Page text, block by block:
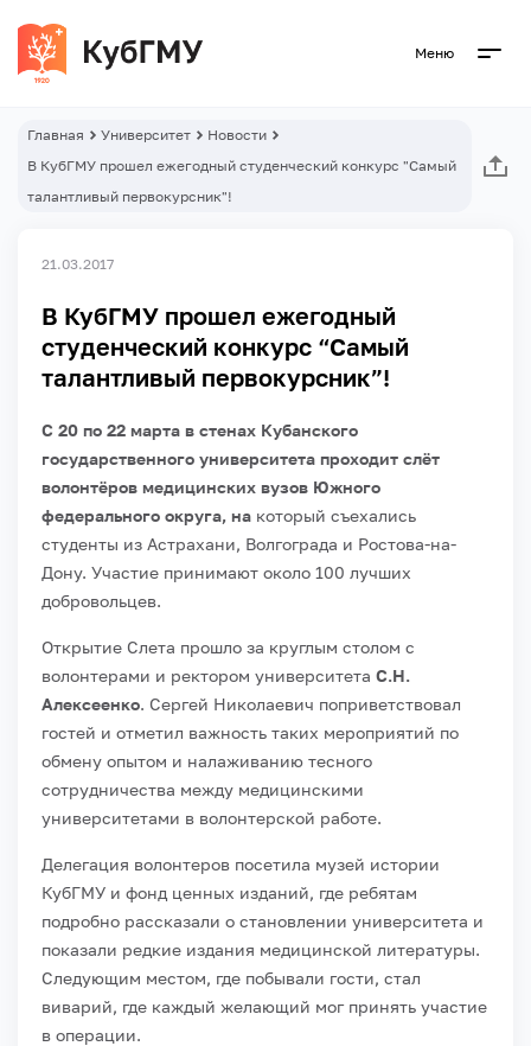
Меню
Главная Университет
Новости
В КубГМУ прошел ежегодный студенческий конкурс "Самый
талантливый первокурсник"!
21.03.2017
В КубГМУ прошел ежегодный
студенческий конкурс “Самый
талантливый первокурсник”!
С 20 по 22 марта в стенах Кубанского
государственного университета проходит слёт
волонтёров медицинских вузов Южного
федерального округа, на который съехались
студенты из Астрахани, Волгограда и Ростова-на-
Дону. Участие принимают около 100 лучших
добровольцев.
Открытие Слета прошло за круглым столом с
волонтерами и ректором университета С.Н.
Алексеенко. Сергей Николаевич поприветствовал
гостей и отметил важность таких мероприятий по
обмену опытом и налаживанию тесного
сотрудничества между медицинскими
университетами в волонтерской работе.
Делегация волонтеров посетила музей истории
КубГМУ и фонд ценных изданий, где ребятам
подробно рассказали о становлении университета и
показали редкие издания медицинской литературы.
Следующим местом, где побывали гости, стал
виварий, где каждый желающий мог принять участие
в операции.